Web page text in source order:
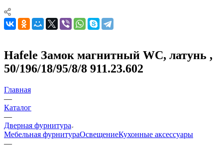
Hafele Замок магнитный WC, латунь ,
50/196/18/95/8/8 911.23.602
Главная
—
Каталог
—
Дверная фурнитура
Мебельная фурнитураОсвещениеКухонные аксессуары
—